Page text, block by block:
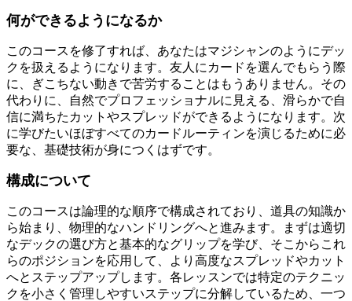
何ができるようになるか
このコースを修了すれば、あなたはマジシャンのようにデッ
クを扱えるようになります。友人にカードを選んでもらう際
に、ぎこちない動きで苦労することはもうありません。その
代わりに、自然でプロフェッショナルに見える、滑らかで自
信に満ちたカットやスプレッドができるようになります。次
に学びたいほぼすべてのカードルーティンを演じるために必
要な、基礎技術が身につくはずです。
構成について
このコースは論理的な順序で構成されており、道具の知識か
ら始まり、物理的なハンドリングへと進みます。まずは適切
なデックの選び方と基本的なグリップを学び、そこからこれ
らのポジションを応用して、より高度なスプレッドやカット
へとステップアップします。各レッスンでは特定のテクニッ
クを小さく管理しやすいステップに分解しているため、一つ